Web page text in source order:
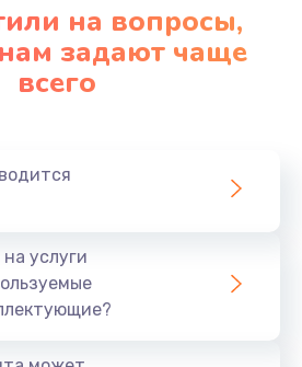
на вопросы,
задают чаще
всего
услуги